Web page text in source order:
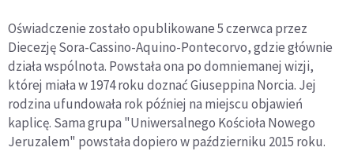
Oświadczenie zostało opublikowane 5 czerwca przez
Diecezję Sora-Cassino-Aquino-Pontecorvo, gdzie głównie
działa wspólnota. Powstała ona po domniemanej wizji,
której miała w 1974 roku doznać Giuseppina Norcia. Jej
rodzina ufundowała rok później na miejscu objawień
kaplicę. Sama grupa "Uniwersalnego Kościoła Nowego
Jeruzalem" powstała dopiero w październiku 2015 roku.